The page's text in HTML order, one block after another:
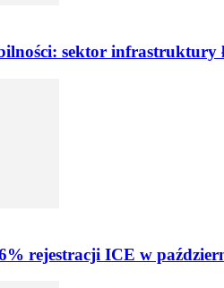
sektor infrastruktury
rejestracji ICE w